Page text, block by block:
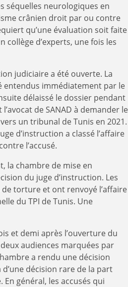
séquelles neurologiques en
crânien droit par ou contre
qu’une évaluation soit faite
collège d’experts, une fois les
judiciaire a été ouverte. La
entendus immédiatement par le
délaissé le dossier pendant
de SANAD à demander le
un tribunal de Tunis en 2021.
d’instruction a classé l’affaire
l’accusé.
la chambre de mise en
du juge d’instruction. Les
torture et ont renvoyé l’affaire
du TPI de Tunis. Une
et demi après l’ouverture du
audiences marquées par
a rendu une décision
d’une décision rare de la part
En général, les accusés qui